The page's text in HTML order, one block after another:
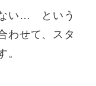
ない… という
わせて、スタ
。